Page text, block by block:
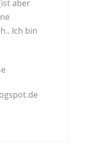
aber
Ich bin